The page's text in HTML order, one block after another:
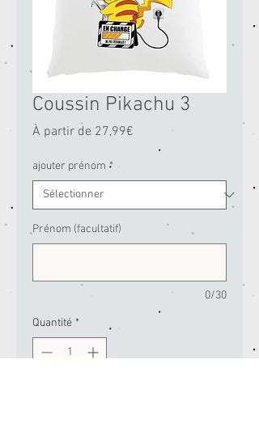
Coussin Pikachu 3
À partir de 27,99€
promotionnel
ajouter prénom *
Prénom (facultatif)
0/30
Quantité *